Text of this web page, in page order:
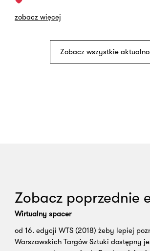
zobacz więcej
Zobacz wszystkie
Zobacz poprzednie
Wirtualny spacer
od 16. edycji WTS (2018) żeby lepiej
Warszawskich Targów Sztuki dostępny